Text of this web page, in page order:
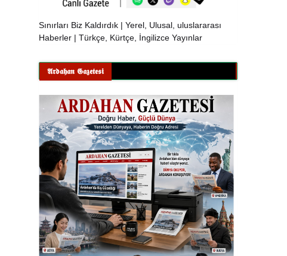
Sınırları Biz Kaldırdık | Yerel, Ulusal, uluslararası
Haberler | Türkçe, Kürtçe, İngilizce Yayınlar
𝕬𝖗𝖉𝖆𝖍𝖆𝖓 𝕲𝖆𝖟𝖊𝖙𝖊𝖘𝖎